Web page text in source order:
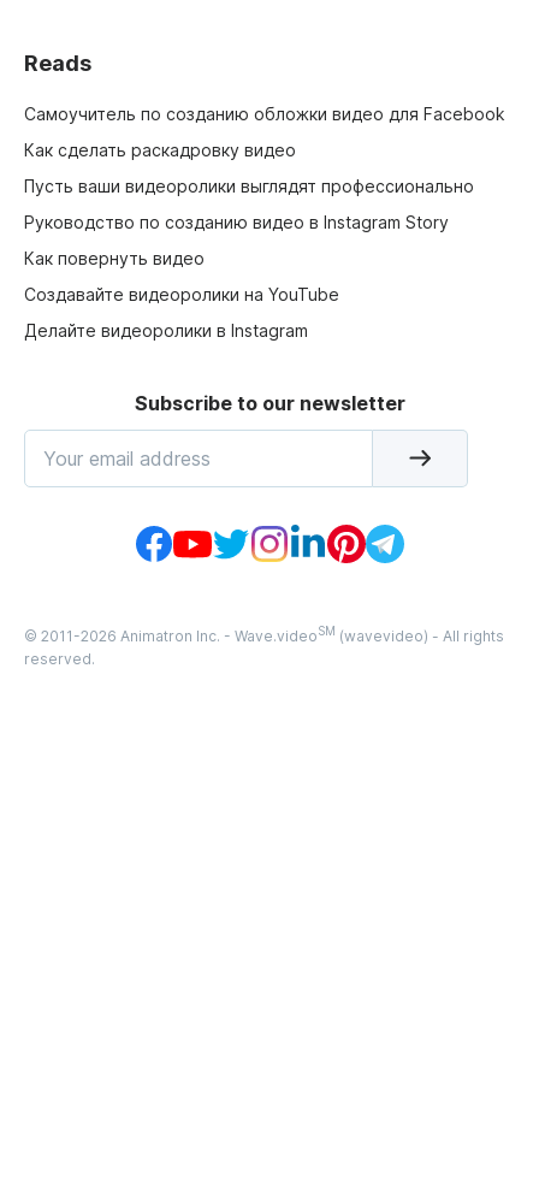
Reads
Самоучитель по созданию обложки видео для Facebook
Как сделать раскадровку видео
Пусть ваши видеоролики выглядят профессионально
Руководство по созданию видео в Instagram Story
Как повернуть видео
Создавайте видеоролики на YouTube
Делайте видеоролики в Instagram
Subscribe to our newsletter
© 2011-2026 Animatron Inc. - Wave.videoSM (wavevideo) - All rights
reserved.